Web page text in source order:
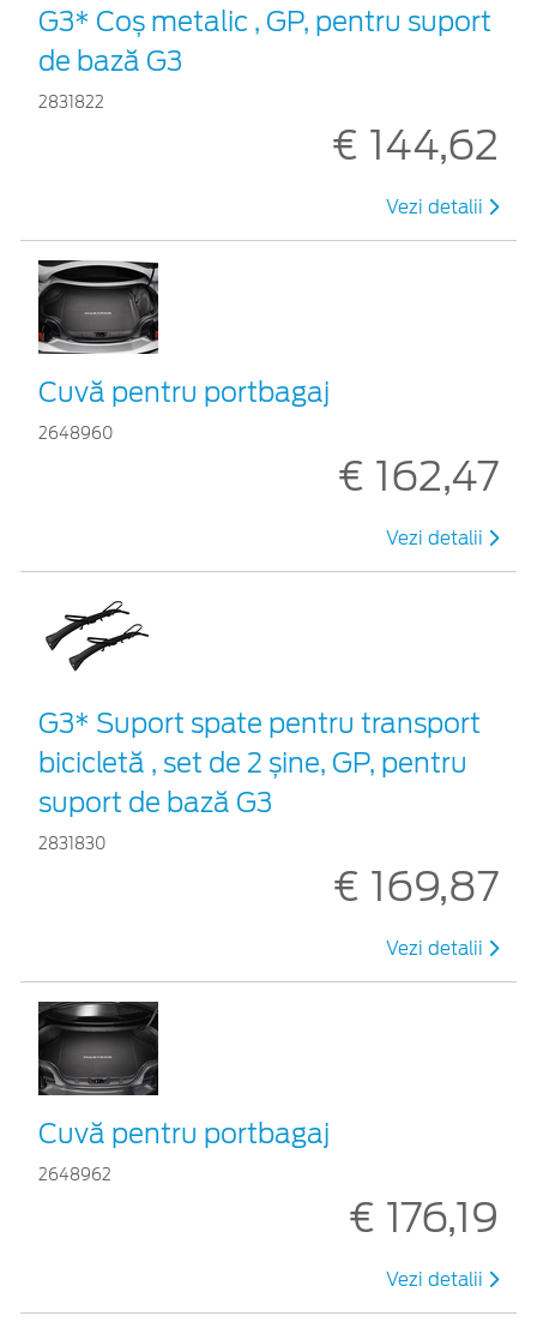
G3* Coș metalic , GP, pentru suport
de bază G3
2831822
€ 144,62
Vezi detalii
Cuvă pentru portbagaj
2648960
€ 162,47
Vezi detalii
G3* Suport spate pentru transport
bicicletă , set de 2 șine, GP, pentru
suport de bază G3
2831830
€ 169,87
Vezi detalii
Cuvă pentru portbagaj
2648962
€ 176,19
Vezi detalii